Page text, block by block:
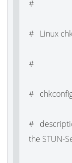
#
# Linux
#
#
#
the STUN-